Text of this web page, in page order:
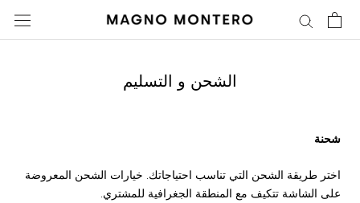
الى
الشحن و التسليم
شحنة
اختر طريقة الشحن التي تناسب احتياجاتك. خيارات الشحن المعروضة
على الشاشة تتكيف مع المنطقة الجغرافية للمشتري.